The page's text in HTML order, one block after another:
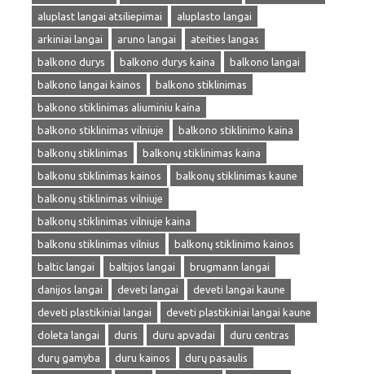
aluplast langai atsiliepimai
aluplasto langai
arkiniai langai
aruno langai
ateities langas
balkono durys
balkono durys kaina
balkono langai
balkono langai kainos
balkono stiklinimas
balkono stiklinimas aliuminiu kaina
balkono stiklinimas vilniuje
balkono stiklinimo kaina
balkonų stiklinimas
balkonų stiklinimas kaina
balkonu stiklinimas kainos
balkonų stiklinimas kaune
balkonų stiklinimas vilniuje
balkonų stiklinimas vilniuje kaina
balkonu stiklinimas vilnius
balkonų stiklinimo kainos
baltic langai
baltijos langai
brugmann langai
danijos langai
deveti langai
deveti langai kaune
deveti plastikiniai langai
deveti plastikiniai langai kaune
doleta langai
duris duru apvadai
duru centras
durų gamyba
duru kainos
durų pasaulis